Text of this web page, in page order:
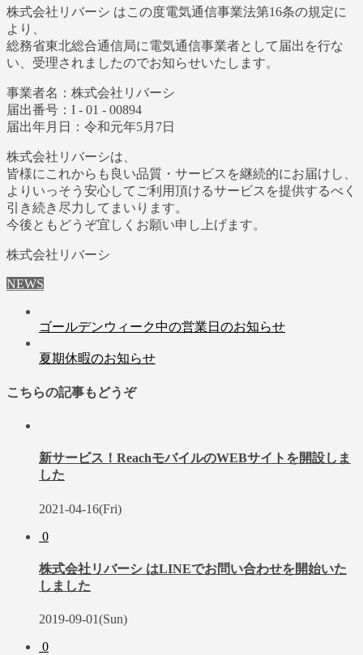
株式会社リバーシ はこの度電気通信事業法第16条の規定に
より、
総務省東北総合通信局に電気通信事業者として届出を行な
い、受理されましたのでお知らせいたします。
事業者名：株式会社リバーシ
届出番号：I - 01 - 00894
届出年月日：令和元年5月7日
株式会社リバーシは、
皆様にこれからも良い品質・サービスを継続的にお届けし、
よりいっそう安心してご利用頂けるサービスを提供するべく
引き続き尽力してまいります。
今後ともどうぞ宜しくお願い申し上げます。
株式会社リバーシ
NEWS
ゴールデンウィーク中の営業日のお知らせ
夏期休暇のお知らせ
こちらの記事もどうぞ
新サービス！ReachモバイルのWEBサイトを開設しま
した
2021-04-16(Fri)
0
株式会社リバーシ はLINEでお問い合わせを開始いた
しました
2019-09-01(Sun)
0